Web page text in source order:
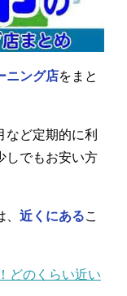
ニング店をまと
など定期的に利
しでもお安い方
近くにあるこ
どのくらい近い